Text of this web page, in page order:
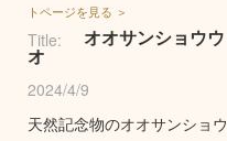
トページを見る ＞
Title: オオサンショウウ
オ
2024/4/9
天然記念物のオオサンショウ